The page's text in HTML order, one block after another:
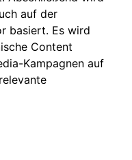
auf der
basiert. Es wird
Content
Kampagnen auf